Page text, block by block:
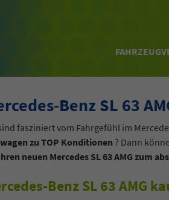
Benz SL 63
fasziniert vom Fahrgefühl im
zu TOP Konditionen ? Dann
neuen Mercedes SL 63 AMG zum
Benz SL 63 AMG